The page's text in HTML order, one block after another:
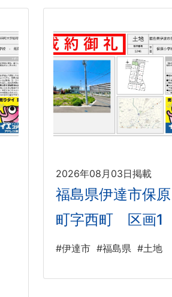
2026年08月03日掲載
福島県伊達市保原
町字西町 区画1
#伊達市 #福島県 #土地